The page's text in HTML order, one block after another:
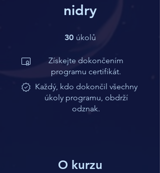
nidry
30 úkolů
Získejte dokončením
programu certifikát.
Každý, kdo dokončil všechny
úkoly programu, obdrží
odznak.
O kurzu